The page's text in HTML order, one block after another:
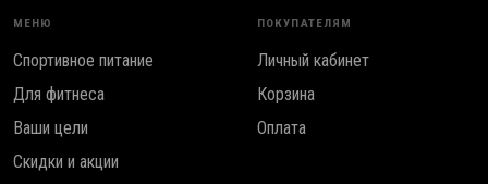
МЕНЮ
Спортивное питание
Для фитнеса
Ваши цели
Скидки и акции
ПОКУПАТЕЛЯМ
Личный кабинет
Корзина
Оплата